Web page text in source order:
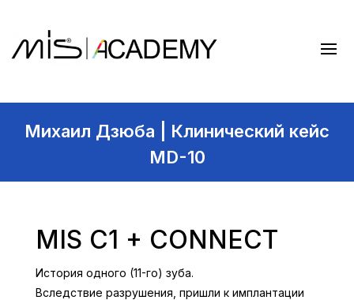
Михаил Дзюба | Клинический кейс
MD-10
MIS C1 + CONNECT
История одного (11-го) зуба.
Вследствие разрушения, пришли к имплантации